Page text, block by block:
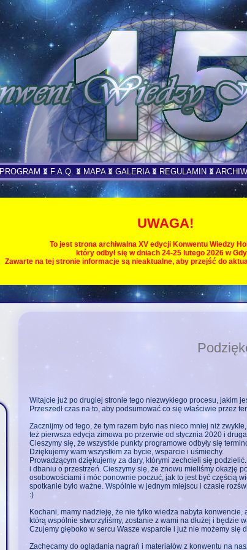
PROGRAM F.A.Q. MAPA GALERIA REGULAMIN
UWAGA!
To jest strona archiwalna XV edycji Konwentu Wiedzy
który odbył się w dniach 24-25 lutego 2026 w
Zawarte na tej stronie informacje są nieaktualne, aby przejść do
Witajcie już po drugiej stronie tego niezwykłego procesu, jakim
Przeszedł czas na to, aby podsumować co się właściwie przez
Zacznijmy od tego, że tym razem było nas nieco mniej niż
też pierwsza edycja zimowa po przerwie od stycznia 2020 i
Cieszymy się, że wszystkie punkty programowe odbyły się
Dziękujemy wam wszystkim za bycie, wsparcie i uśmiechy.
Prowadzącym dziękujemy za dary, którymi zechcieli się
i dbaniu o przestrzeń. Cieszymy się, że znowu mieliśmy okazję
osobowościami i móc ponownie poczuć, jak to jest być częścią
spotkanie było ważne. Wspólnie w jednym miejscu i czasie
:)
Kochani, mamy nadzieję, że nie tylko wiedza nabyta konwencie,
którą wspólnie stworzyliśmy, zostanie z wami na dłużej i będzie
Czujemy głęboko w sercu Wasze wsparcie i już nie możemy się
Zachęcamy do oglądania nagrań i materiałów z konwentu na